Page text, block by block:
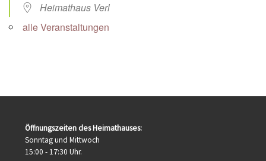
Heimathaus Verl
alle Veranstaltungen
Öffnungszeiten des Heimathauses:
Sonntag und Mittwoch
15:00 - 17:30 Uhr.